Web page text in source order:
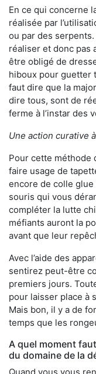
En ce qui concerne
réalisée par
ou par des
réaliser et donc pas
être obligé de
hiboux pour guetter
faut dire que la
dire tous, sont de
ferme à l’instar des
Une action curative
Pour cette méthode
faire usage de
encore de colle
souris qui vous
compléter la lutte
méfiants auront la
avant que leur
Avec l’aide des
sentirez peut-être
premiers jours.
pour laisser place à
Mais bon, il y a de
temps que les
A quel moment
du domaine de la
Quand vous vous